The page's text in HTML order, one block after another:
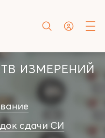
ИЗМЕРЕНИЙ
сдачи СИ